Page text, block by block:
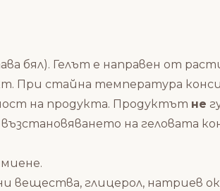
бял). Гелът е направен от
При стайна температура
на продукта. Продуктът не
на геловата
вещества, глицерол, натриев